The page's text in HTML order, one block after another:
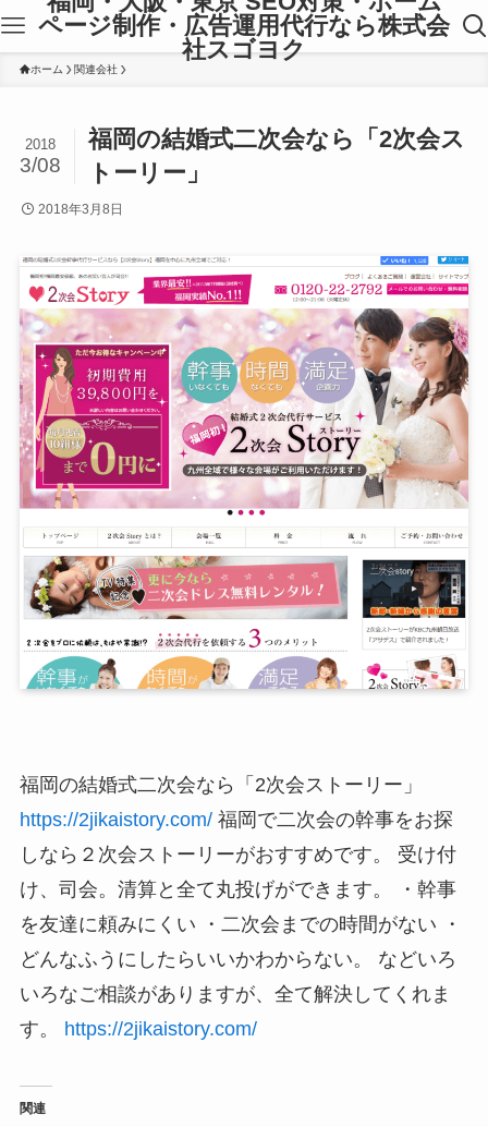
ページ制作・広告運用代行なら株式会
社スゴヨク
ホーム 関連会社
福岡の結婚式二次会なら「2次会ス
トーリー」
2018
3/08
2018年3月8日
福岡の結婚式二次会なら「2次会ストーリー」
https://2jikaistory.com/福岡で二次会の幹事をお探
しなら２次会ストーリーがおすすめです。 受け付
け、司会。清算と全て丸投げができます。 ・幹事
を友達に頼みにくい ・二次会までの時間がない ・
どんなふうにしたらいいかわからない。 などいろ
いろなご相談がありますが、全て解決してくれま
す。 https://2jikaistory.com/
関連